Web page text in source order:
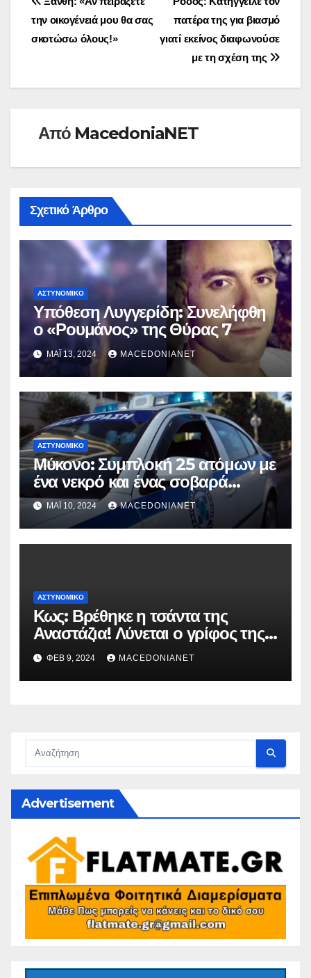
άρθρων
πατέρα της για βιασμό
γιατί εκείνος διαφωνούσε
με τη σχέση της
την οικογένειά μου θα σας
σκοτώσω όλους!»
Από MacedoniaNET
Σχετικό Άρθρο
ΑΣΤΥΝΟΜΙΚΌ
Υπόθεση Λυγγερίδη: Συνελήφθη
ο «Ρουμάνος» της Θύρας 7
ΜΆΙ 13, 2024 MACEDONIANET
ΑΣΤΥΝΟΜΙΚΌ
Μύκονο: Συμπλοκή 25 ατόμων με
ένα νεκρό και ένας σοβαρά
τραυματία
ΜΆΙ 10, 2024 MACEDONIANET
ΑΣΤΥΝΟΜΙΚΌ
Κως: Βρέθηκε η τσάντα της
Αναστάζια! Λύνεται ο γρίφος της
δολοφονίας
ΦΕΒ 9, 2024 MACEDONIANET
Advertisement